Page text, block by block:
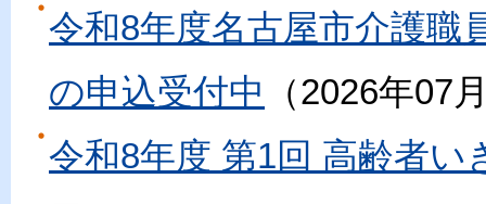
令和8年度名古屋市介護職
の申込受付中
2026年07
令和8年度 第1回 高齢者い